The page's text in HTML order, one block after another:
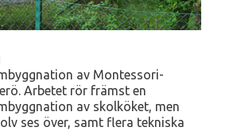
av Montessori-
Arbetet rör främst en
av skolköket, men
ses över, samt flera tekniska